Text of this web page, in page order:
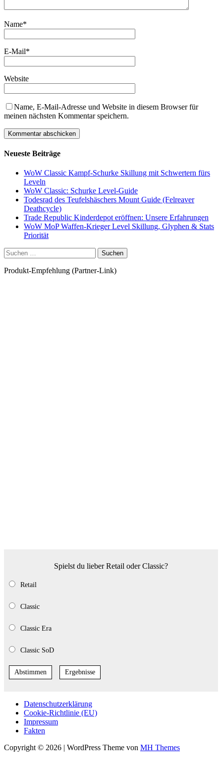
Name*
E-Mail*
Website
Name, E-Mail-Adresse und Website in diesem Browser für
meinen nächsten Kommentar speichern.
Neueste Beiträge
WoW Classic Kampf-Schurke Skillung mit Schwertern fürs
Leveln
WoW Classic: Schurke Level-Guide
Todesrad des Teufelshäschers Mount Guide (Felreaver
Deathcycle)
Trade Republic Kinderdepot eröffnen: Unsere Erfahrungen
WoW MoP Waffen-Krieger Level Skillung, Glyphen & Stats
Priorität
Suchen
nach:
Produkt-Empfehlung (Partner-Link)
Spielst du lieber Retail oder Classic?
Retail
Classic
Classic Era
Classic SoD
Abstimmen Ergebnisse
Datenschutzerklärung
Cookie-Richtlinie (EU)
Impressum
Fakten
Copyright © 2026 | WordPress Theme von MH Themes